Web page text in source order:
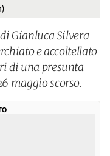
Gianluca Silvera
e accoltellato
di una presunta
maggio scorso.